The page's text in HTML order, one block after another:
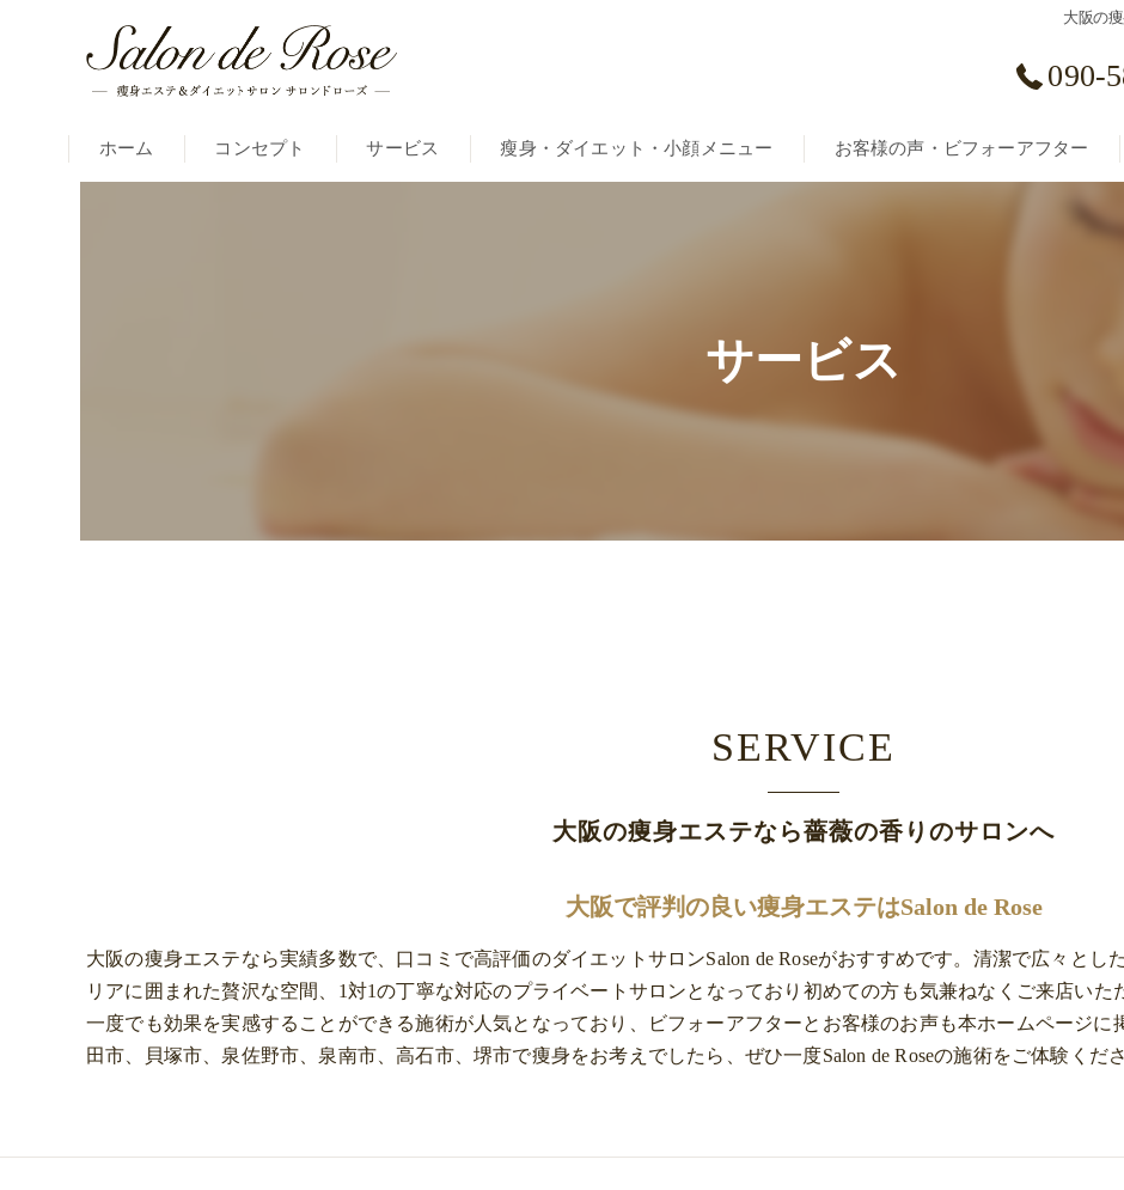
大阪の
090-
ホーム コンセプト サービス 瘦身・ダイエット・小顔メニュー お客様の声・ビフォーアフター
サービス
大阪の痩身エステなら薔薇の香りのサロンへ
SERVICE
大阪で評判の良い痩身エステはSalon de Rose
大阪の痩身エステなら実績多数で、口コミで高評価のダイエットサロンSalon de Roseがおすすめです。清潔で広々と
リアに囲まれた贅沢な空間、1対1の丁寧な対応のプライベートサロンとなっており初めての方も気兼ねなくご来店いた
一度でも効果を実感することができる施術が人気となっており、ビフォーアフターとお客様のお声も本ホームページ
田市、貝塚市、泉佐野市、泉南市、高石市、堺市で痩身をお考えでしたら、ぜひ一度Salon de Roseの施術をご体験くださ